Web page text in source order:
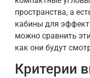
пространства, а
кабины для
можно сравнить
как они будут
Критерии